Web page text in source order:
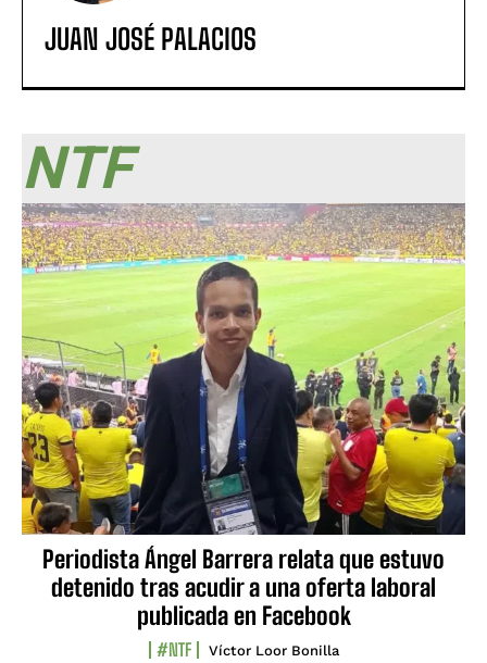
JUAN JOSÉ PALACIOS
NTF
Periodista Ángel Barrera relata que estuvo
detenido tras acudir a una oferta laboral
publicada en Facebook
#NTF Víctor Loor Bonilla